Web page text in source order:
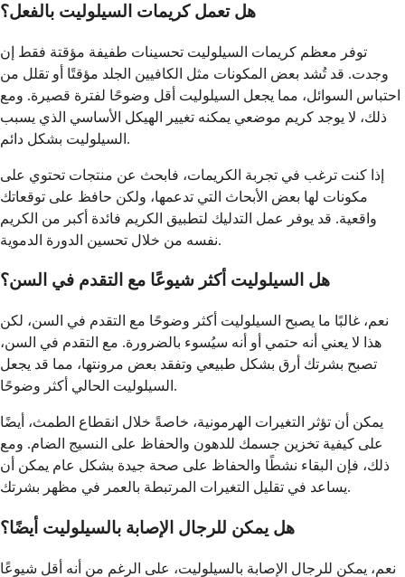
هل تعمل كريمات السيلوليت بالفعل؟
توفر معظم كريمات السيلوليت تحسينات طفيفة مؤقتة فقط إن
وجدت. قد تُشد بعض المكونات مثل الكافيين الجلد مؤقتًا أو تقلل من
احتباس السوائل، مما يجعل السيلوليت أقل وضوحًا لفترة قصيرة. ومع
ذلك، لا يوجد كريم موضعي يمكنه تغيير الهيكل الأساسي الذي يسبب
السيلوليت بشكل دائم.
إذا كنت ترغب في تجربة الكريمات، فابحث عن منتجات تحتوي على
مكونات لها بعض الأبحاث التي تدعمها، ولكن حافظ على توقعاتك
واقعية. قد يوفر عمل التدليك لتطبيق الكريم فائدة أكبر من الكريم
نفسه من خلال تحسين الدورة الدموية.
هل السيلوليت أكثر شيوعًا مع التقدم في السن؟
نعم، غالبًا ما يصبح السيلوليت أكثر وضوحًا مع التقدم في السن، لكن
هذا لا يعني أنه حتمي أو أنه سيُسوء بالضرورة. مع التقدم في السن،
تصبح بشرتك أرق بشكل طبيعي وتفقد بعض مرونتها، مما قد يجعل
السيلوليت الحالي أكثر وضوحًا.
يمكن أن تؤثر التغيرات الهرمونية، خاصةً خلال انقطاع الطمث، أيضًا
على كيفية تخزين جسمك للدهون والحفاظ على النسيج الضام. ومع
ذلك، فإن البقاء نشطًا والحفاظ على صحة جيدة بشكل عام يمكن أن
يساعد في تقليل التغيرات المرتبطة بالعمر في مظهر بشرتك.
هل يمكن للرجال الإصابة بالسيلوليت أيضًا؟
نعم، يمكن للرجال الإصابة بالسيلوليت، على الرغم من أنه أقل شيوعًا